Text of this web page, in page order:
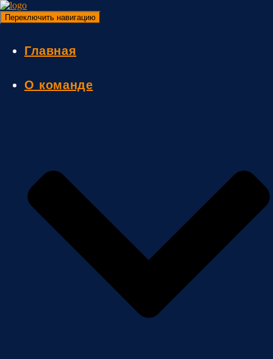
Переключить навигацию
Главная
О команде